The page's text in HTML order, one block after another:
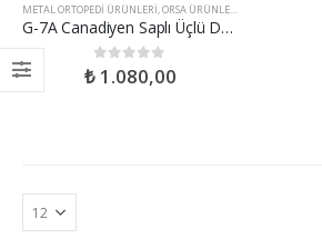
METAL ORTOPEDI ÜRÜNLERI,ORSA ÜRÜNLERI
G-7A Canadiyen Saplı Üçlü Denge Bastonu
out of 5
₺1.080,00